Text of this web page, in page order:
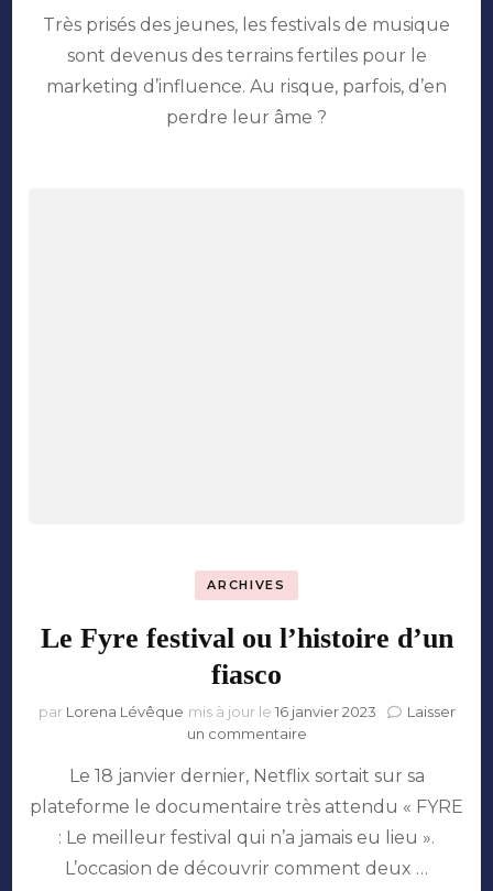
musicaux
:
nouveau
business
Très prisés des jeunes, les festivals de musique
sont devenus des terrains fertiles pour le
marketing d’influence. Au risque, parfois, d’en
perdre leur âme ?
ARCHIVES
Le Fyre festival ou l’histoire d’un
fiasco
par Lorena Lévêque mis à jour le 16 janvier 2023
Laisser
un commentairesur
Fyre
festival
l’histoire
d’un
Le 18 janvier dernier, Netflix sortait sur sa
plateforme le documentaire très attendu « FYRE
: Le meilleur festival qui n’a jamais eu lieu ».
L’occasion de découvrir comment deux …